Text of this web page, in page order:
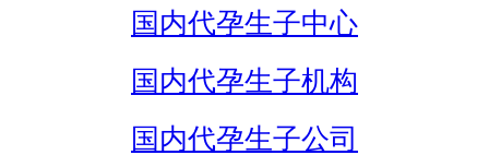
国内代孕生子中心
国内代孕生子机构
国内代孕生子公司